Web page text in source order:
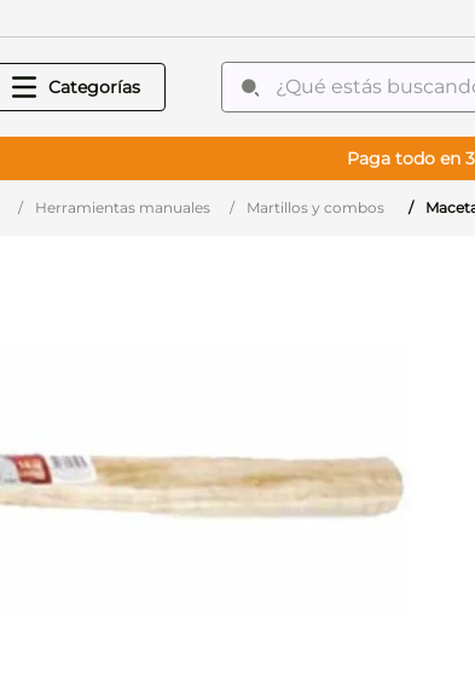
¿Qué estás buscando?
Paga todo en
Herramientas manuales Martillos y combos